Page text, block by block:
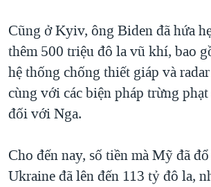
Cũng ở Kyiv, ông Biden đã hứa
thêm 500 triệu đô la vũ khí, bao
hệ thống chống thiết giáp và
cùng với các biện pháp trừng
đối với Nga.
Cho đến nay, số tiền mà Mỹ đã
Ukraine đã lên đến 113 tỷ đô la,